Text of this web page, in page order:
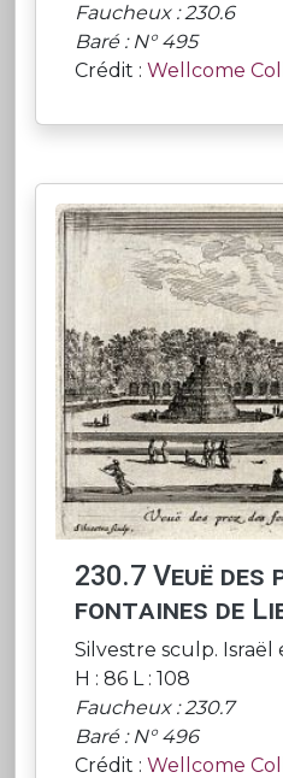
Faucheux : 230.6
Baré : N° 495
Crédit : Wellcome
230.7 Veuë des
fontaines de
Silvestre sculp. Israël
H : 86 L : 108
Faucheux : 230.7
Baré : N° 496
Crédit : Wellcome